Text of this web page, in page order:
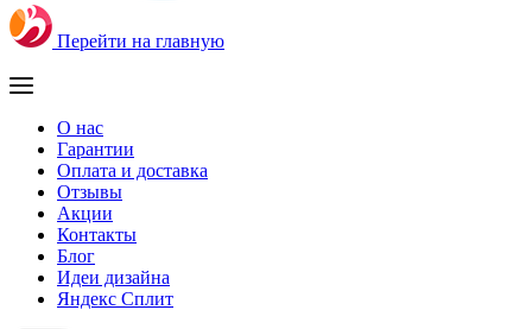
Перейти на главную
О нас
Гарантии
Оплата и доставка
Отзывы
Акции
Контакты
Блог
Идеи дизайна
Яндекс Сплит